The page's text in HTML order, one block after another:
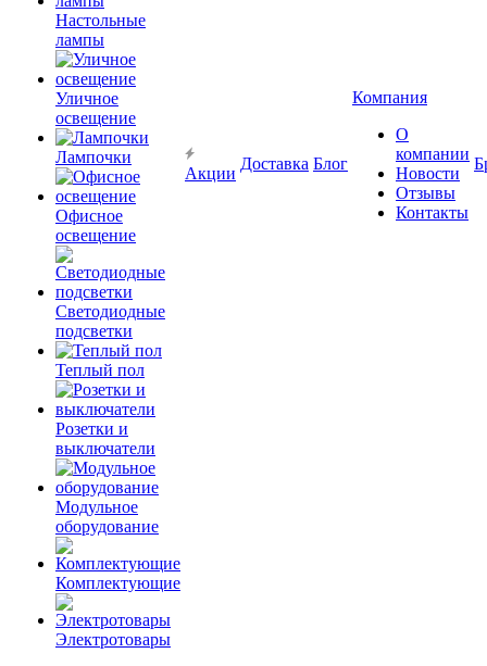
Настольные
лампы
Уличное
освещение
Лампочки
Офисное
освещение
Светодиодные
подсветки
Теплый пол
Розетки и
выключатели
Модульное
оборудование
Комплектующие
Электротовары
Акции
Доставка Блог
Компания
О
компании
Новости
Отзывы
Контакты